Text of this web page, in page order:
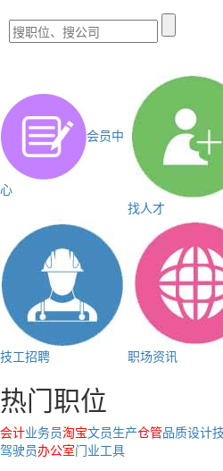
会员中
心
找人才
技工招聘 职场资讯
热门职位
会计业务员淘宝文员生产仓管品质设计
驾驶员办公室门业工具